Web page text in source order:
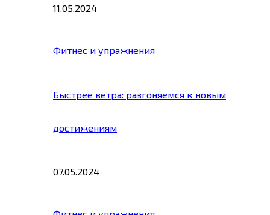
11.05.2024
Фитнес и упражнения
Быстрее ветра: разгоняемся к новым
достижениям
07.05.2024